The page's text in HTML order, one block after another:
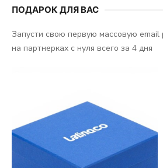
ПОДАРОК ДЛЯ ВАС
Запусти свою первую массовую email
на партнерках с нуля всего за 4 дня